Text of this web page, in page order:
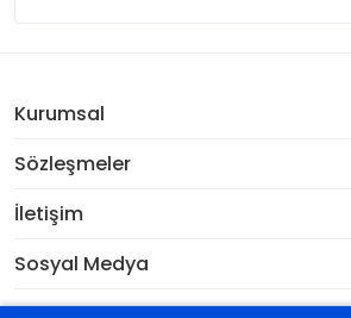
Kurumsal
Sözleşmeler
İletişim
Sosyal Medya